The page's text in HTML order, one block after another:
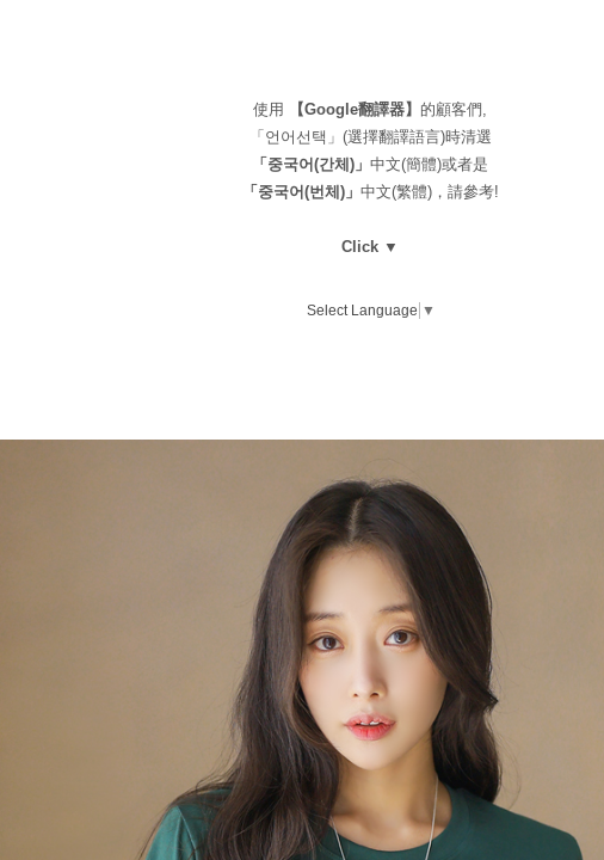
使用 【Google翻譯器】 的顧客們,
「언어선택」(選擇翻譯語言)時清選
「중국어(간체)」 中文(簡體)或者是
「중국어(번체)」 中文(繁體)，請參考!
Click ▼
Select Language ▼